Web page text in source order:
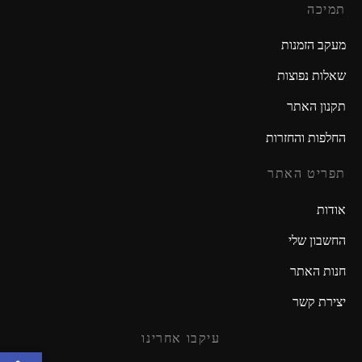
תמיכה
מעקב הזמנות
שאלות נפוצות
תקנון האתר
החלפות והחזרות
תפריט האתר
אודות
החשבון שלי
חנות האתר
יצירת קשר
עיקבו אחרינו